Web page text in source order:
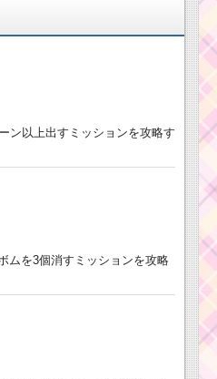
ン以上出すミッションを攻略す
ムを3個消すミッションを攻略